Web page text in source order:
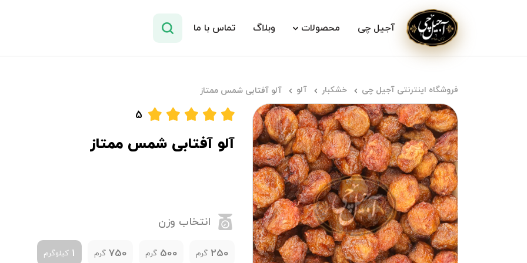
آجیل چی محصولات وبلاگ تماس با ما
فروشگاه اینترنتی آجیل چی خشکبار آلو آلو آفتابی شمس ممتاز
5
آلو آفتابی شمس ممتاز
انتخاب وزن
250 گرم 500 گرم 750 گرم 1 کیلوگرم